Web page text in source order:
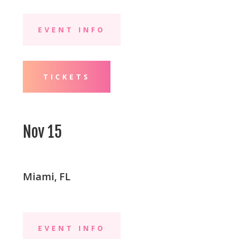
EVENT INFO
TICKETS
Nov 15
Miami, FL
EVENT INFO